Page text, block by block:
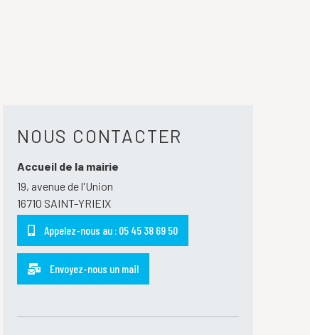
NOUS CONTACTER
Accueil de la mairie
19, avenue de l'Union
16710 SAINT-YRIEIX
Appelez-nous au : 05 45 38 69 50
Envoyez-nous un mail